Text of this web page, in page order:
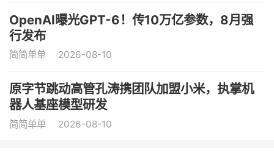
OpenAI曝光GPT-6！传10万亿参数，8月强
行发布
简简单单 2026-08-10
原字节跳动高管孔涛携团队加盟小米，执掌机
器人基座模型研发
简简单单 2026-08-10